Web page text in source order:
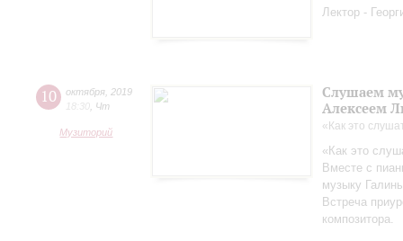
Лектор -
10 октября 2019
18:30 Чт
Музиторий
Слушаем
Алексеем
«Как это
«Как это
Вместе с
музыку
Встреча
композитора.